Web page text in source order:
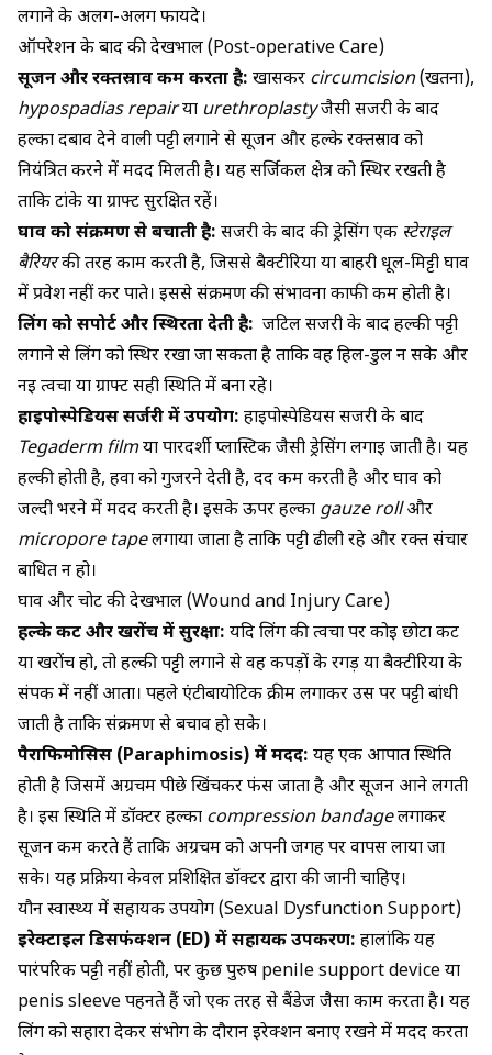
लगाने के अलग-अलग फायदे।
ऑपरेशन के बाद की देखभाल (Post-operative Care)
सूजन और रक्तस्राव कम करता है: खासकर circumcision(खतना),
hypospadias repairया urethroplastyजैसी सर्जरी के बाद
हल्का दबाव देने वाली पट्टी लगाने से सूजन और हल्के रक्तस्राव को
नियंत्रित करने में मदद मिलती है। यह सर्जिकल क्षेत्र को स्थिर रखती है
ताकि टांके या ग्राफ्ट सुरक्षित रहें।
घाव को संक्रमण से बचाती है: सर्जरी के बाद की ड्रेसिंग एक स्टेराइल
बैरियरकी तरह काम करती है, जिससे बैक्टीरिया या बाहरी धूल-मिट्टी घाव
में प्रवेश नहीं कर पाते। इससे संक्रमण की संभावना काफी कम होती है।
लिंग को सपोर्ट और स्थिरता देती है: जटिल सर्जरी के बाद हल्की पट्टी
लगाने से लिंग को स्थिर रखा जा सकता है ताकि वह हिल-डुल न सके और
नई त्वचा या ग्राफ्ट सही स्थिति में बना रहे।
हाइपोस्पेडियस सर्जरी में उपयोग: हाइपोस्पेडियस सर्जरी के बाद
Tegaderm filmया पारदर्शी प्लास्टिक जैसी ड्रेसिंग लगाई जाती है। यह
हल्की होती है, हवा को गुजरने देती है, दर्द कम करती है और घाव को
जल्दी भरने में मदद करती है। इसके ऊपर हल्का gauze rollऔर
micropore tapeलगाया जाता है ताकि पट्टी ढीली रहे और रक्त संचार
बाधित न हो।
घाव और चोट की देखभाल (Wound and Injury Care)
हल्के कट और खरोंच में सुरक्षा: यदि लिंग की त्वचा पर कोई छोटा कट
या खरोंच हो, तो हल्की पट्टी लगाने से वह कपड़ों के रगड़ या बैक्टीरिया के
संपर्क में नहीं आता। पहले एंटीबायोटिक क्रीम लगाकर उस पर पट्टी बांधी
जाती है ताकि संक्रमण से बचाव हो सके।
पैराफिमोसिस (Paraphimosis) में मदद: यह एक आपात स्थिति
होती है जिसमें अग्रचर्म पीछे खिंचकर फंस जाता है और सूजन आने लगती
है। इस स्थिति में डॉक्टर हल्का compression bandageलगाकर
सूजन कम करते हैं ताकि अग्रचर्म को अपनी जगह पर वापस लाया जा
सके। यह प्रक्रिया केवल प्रशिक्षित डॉक्टर द्वारा की जानी चाहिए।
यौन स्वास्थ्य में सहायक उपयोग (Sexual Dysfunction Support)
इरेक्टाइल डिसफंक्शन (ED) में सहायक उपकरण: हालांकि यह
पारंपरिक पट्टी नहीं होती, पर कुछ पुरुष penile support device या
penis sleeve पहनते हैं जो एक तरह से बैंडेज जैसा काम करता है। यह
लिंग को सहारा देकर संभोग के दौरान इरेक्शन बनाए रखने में मदद करता